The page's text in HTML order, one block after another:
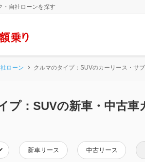
・自社ローンを探す
ローン クルマのタイプ：SUVのカーリース・サ
プ：SUVの新車・中古
新車リース 中古リース